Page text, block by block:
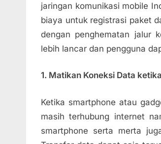
jaringan komunikasi mobile
biaya untuk registrasi paket
dengan penghematan jalur
lebih lancar dan pengguna
1. Matikan Koneksi Data
Ketika smartphone atau
masih terhubung internet
smartphone serta merta